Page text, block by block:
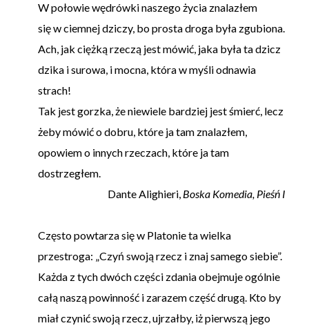
W połowie wędrówki naszego życia znalazłem
się w ciemnej dziczy, bo prosta droga była zgubiona.
Ach, jak ciężką rzeczą jest mówić, jaka była ta dzicz
dzika i surowa, i mocna, która w myśli odnawia
strach!
Tak jest gorzka, że niewiele bardziej jest śmierć, lecz
żeby mówić o dobru, które ja tam znalazłem,
opowiem o innych rzeczach, które ja tam
dostrzegłem.
Dante Alighieri, Boska Komedia, Pieśń I
Często powtarza się w Platonie ta wielka
przestroga: „Czyń swoją rzecz i znaj samego siebie”.
Każda z tych dwóch części zdania obejmuje ogólnie
całą naszą powinność i zarazem część drugą. Kto by
miał czynić swoją rzecz, ujrzałby, iż pierwszą jego